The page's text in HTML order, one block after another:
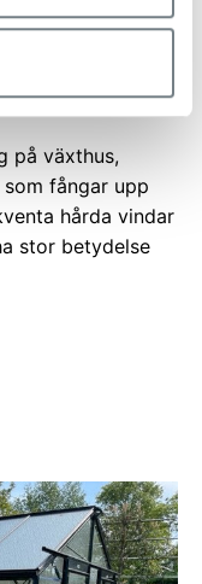
vindar
på växthus,
fångar upp
hårda vindar
stor betydelse